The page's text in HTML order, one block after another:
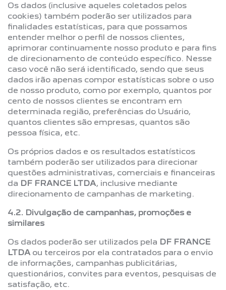
Os dados (inclusive aqueles coletados pelos
cookies) também poderão ser utilizados para
finalidades estatísticas, para que possamos
entender melhor o perfil de nossos clientes,
aprimorar continuamente nosso produto e para fins
de direcionamento de conteúdo específico. Nesse
caso você não será identificado, sendo que seus
dados irão apenas compor estatísticas sobre o uso
de nosso produto, como por exemplo, quantos por
cento de nossos clientes se encontram em
determinada região, preferências do Usuário,
quantos clientes são empresas, quantos são
pessoa física, etc.
Os próprios dados e os resultados estatísticos
também poderão ser utilizados para direcionar
questões administrativas, comerciais e financeiras
da DF FRANCE LTDA, inclusive mediante
direcionamento de campanhas de marketing.
4.2. Divulgação de campanhas, promoções e
similares
Os dados poderão ser utilizados pela DF FRANCE
LTDAou terceiros por ela contratados para o envio
de informações, campanhas publicitárias,
questionários, convites para eventos, pesquisas de
satisfação, etc.